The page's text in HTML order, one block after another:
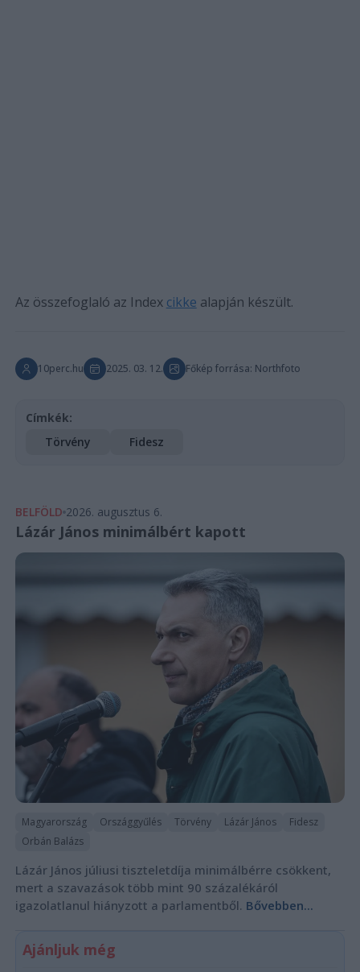
Az összefoglaló az Index cikke alapján készült.
10perc.hu 2025. 03. 12. Főkép forrása: Northfoto
Címkék:
Törvény
Fidesz
BELFÖLD 2026. augusztus 6.
Lázár János minimálbért kapott
Magyarország Országgyűlés Törvény Lázár János
Fidesz
Orbán Balázs
Lázár János júliusi tiszteletdíja minimálbérre csökkent,
mert a szavazások több mint 90 százalékáról
igazolatlanul hiányzott a parlamentből. Bővebben...
Ajánljuk még